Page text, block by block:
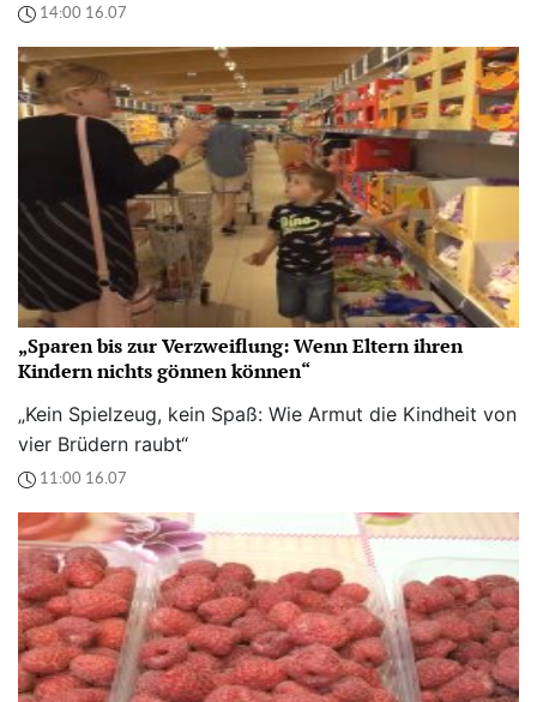
14:00 16.07
„Sparen bis zur Verzweiflung: Wenn Eltern ihren
Kindern nichts gönnen können“
„Kein Spielzeug, kein Spaß: Wie Armut die Kindheit von
vier Brüdern raubt“
11:00 16.07